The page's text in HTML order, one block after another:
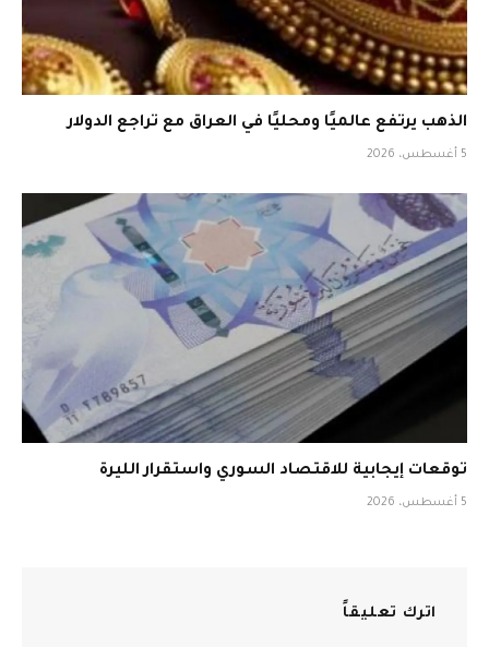
الذهب يرتفع عالميًا ومحليًا في العراق مع تراجع الدولار
5 أغسطس، 2026
توقعات إيجابية للاقتصاد السوري واستقرار الليرة
5 أغسطس، 2026
اترك تعليقاً